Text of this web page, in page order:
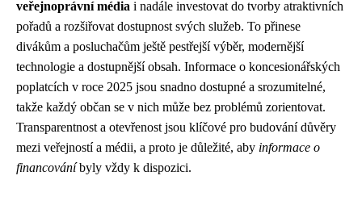
veřejnoprávní média i nadále investovat do tvorby atraktivních
pořadů a rozšiřovat dostupnost svých služeb. To přinese
divákům a posluchačům ještě pestřejší výběr, modernější
technologie a dostupnější obsah. Informace o koncesionářských
poplatcích v roce 2025 jsou snadno dostupné a srozumitelné,
takže každý občan se v nich může bez problémů zorientovat.
Transparentnost a otevřenost jsou klíčové pro budování důvěry
mezi veřejností a médii, a proto je důležité, aby informace o
financováníbyly vždy k dispozici.